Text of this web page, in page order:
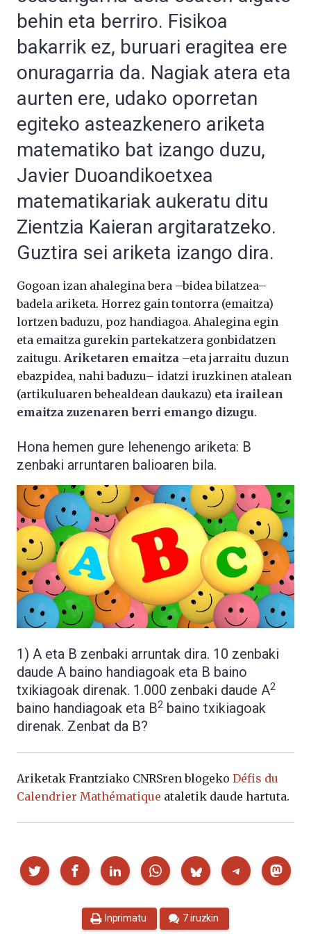
behin eta berriro. Fisikoa
bakarrik ez, buruari eragitea ere
onuragarria da. Nagiak atera eta
aurten ere, udako oporretan
egiteko asteazkenero ariketa
matematiko bat izango duzu,
Javier Duoandikoetxea
matematikariak aukeratu ditu
Zientzia Kaieran argitaratzeko.
Guztira sei ariketa izango dira.
Gogoan izan ahalegina bera –bidea bilatzea–
badela ariketa. Horrez gain tontorra (emaitza)
lortzen baduzu, poz handiagoa. Ahalegina egin
eta emaitza gurekin partekatzera gonbidatzen
zaitugu. Ariketaren emaitza –eta jarraitu duzun
ebazpidea, nahi baduzu– idatzi iruzkinen atalean
(artikuluaren behealdean daukazu) eta irailean
emaitza zuzenaren berri emango dizugu.
Hona hemen gure lehenengo ariketa: B
zenbaki arruntaren balioaren bila.
1) A eta B zenbaki arruntak dira. 10 zenbaki
daude A baino handiagoak eta B baino
txikiagoak direnak. 1.000 zenbaki daude A2
baino handiagoak eta B2 baino txikiagoak
direnak. Zenbat da B?
Ariketak Frantziako CNRSren blogeko Défis du
Calendrier Mathématique ataletik daude hartuta.
Partekatu
Inprimatu 7 iruzkin